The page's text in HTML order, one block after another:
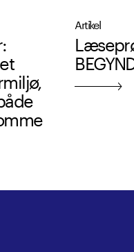
Artikel